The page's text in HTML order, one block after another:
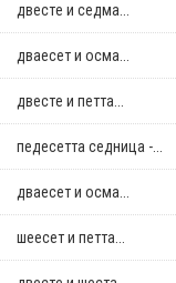
двестe и седма...
дваесет и осма...
двестe и петта...
педесетта седница -...
дваесет и осма...
шеесет и петта...